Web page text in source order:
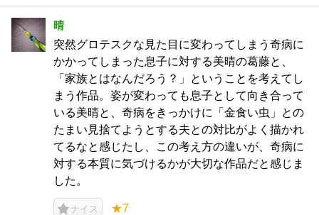
晴
突然グロテスクな見た目に変わってしまう奇病に
かかってしまった息子に対する美晴の葛藤と、
「家族とはなんだろう？」ということを考えてし
まう作品。姿が変わっても息子として向き合って
いる美晴と、奇病をきっかけに「金食い虫」との
たまい見捨てようとする夫との対比がよく描かれ
てるなと感じたし、この考え方の違いが、奇病に
対する本質に気づけるかが大切な作品だと感じま
した。
ナイス ★7